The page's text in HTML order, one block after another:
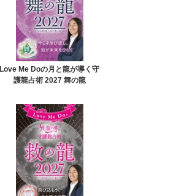
Love Me Doの月と龍が導く守
護龍占術 2027 舞の龍